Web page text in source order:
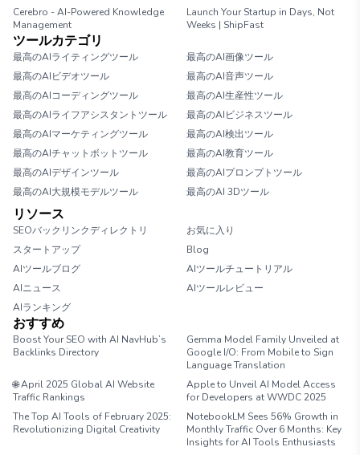
Cerebro - AI-Powered Knowledge
Management
Launch Your Startup in Days, Not
Weeks | ShipFast
ツールカテゴリ
最高のAIライティングツール
最高のAI画像ツール
最高のAIビデオツール
最高のAI音声ツール
最高のAIコーディングツール
最高のAI生産性ツール
最高のAIライフアシスタントツール
最高のAIビジネスツール
最高のAIマーケティングツール
最高のAI検出ツール
最高のAIチャットボットツール
最高のAI教育ツール
最高のAIデザインツール
最高のAIプロンプトツール
最高のAI大規模モデルツール
最高のAI 3Dツール
リソース
SEOバックリンクディレクトリ
お気に入り
スタートアップ
Blog
AIツールブログ
AIツールチュートリアル
AIニュース
AIツールレビュー
AIランキング
おすすめ
Boost Your SEO with AI NavHub’s
Backlinks Directory
Gemma Model Family Unveiled at
Google I/O: From Mobile to Sign
Language Translation
🌐 April 2025 Global AI Website
Traffic Rankings
Apple to Unveil AI Model Access
for Developers at WWDC 2025
The Top AI Tools of February 2025:
Revolutionizing Digital Creativity
NotebookLM Sees 56% Growth in
Monthly Traffic Over 6 Months: Key
Insights for AI Tools Enthusiasts